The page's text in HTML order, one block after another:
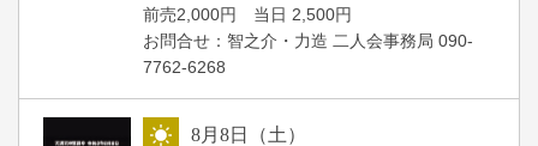
前売2,000円 当日 2,500円
お問合せ：智之介・力造 二人会事務局 090-
7762-6268
8月8日（土）